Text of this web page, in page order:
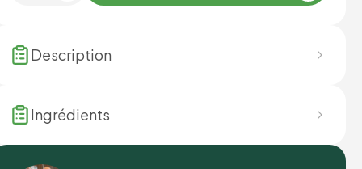
Description
Ingrédients